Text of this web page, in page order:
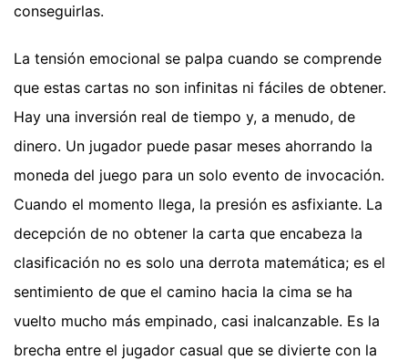
conseguirlas.
La tensión emocional se palpa cuando se comprende
que estas cartas no son infinitas ni fáciles de obtener.
Hay una inversión real de tiempo y, a menudo, de
dinero. Un jugador puede pasar meses ahorrando la
moneda del juego para un solo evento de invocación.
Cuando el momento llega, la presión es asfixiante. La
decepción de no obtener la carta que encabeza la
clasificación no es solo una derrota matemática; es el
sentimiento de que el camino hacia la cima se ha
vuelto mucho más empinado, casi inalcanzable. Es la
brecha entre el jugador casual que se divierte con la